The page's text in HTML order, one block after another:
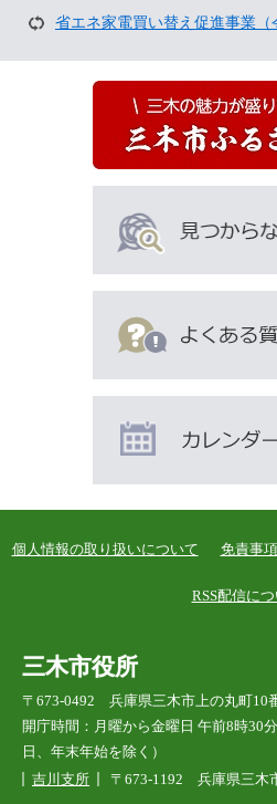
ー
省エネ家電買い替え促進事業（
個人情報の取り扱いについて 免責事項
RSS配信に
三木市役所
〒673-0492 兵庫県三木市上の丸町10
開庁時間：月曜から金曜日 午前8時30
日、年末年始を除く）
吉川支所
〒673-1192 兵庫県三木